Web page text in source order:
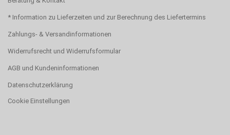
* Information zu Lieferzeiten und zur Berechnung des Liefertermins
Zahlungs- & Versandinformationen
Widerrufsrecht und Widerrufsformular
AGB und Kundeninformationen
Datenschutzerklärung
Cookie Einstellungen